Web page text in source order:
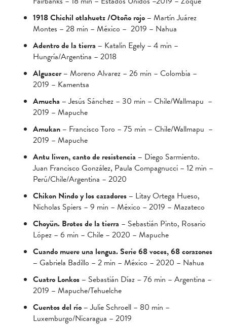
1918 Chichil otlahuetz /Otoño rojo – Martín Juárez
Montes – 28 min – México – 2019 – Nahua
Adentro de la tierra – Katalin Egely – 4 min –
Hungría/Argentina – 2018
Alguacer – Moreno Alvarez – 26 min – Colombia –
2019 – Kamentsa
Amucha –Jesús Sánchez – 30 min – Chile/Wallmapu –
2019 – Mapuche
Amukan – Francisco Toro – 75 min – Chile/Wallmapu –
2019 – Mapuche
Antu liwen, canto de resistencia – Diego Sarmiento.
Juan Francisco González, Paula Compagnucci – 12 min –
Perú/Chile/Argentina – 2020
Chikon Nindo y los cazadores – Litay Ortega Hueso,
Nicholas Spiers – 9 min – México – 2019 – Mazateco
Choyün. Brotes de la tierra – Sebastián Pinto, Rosario
López – 6 min – Chile – 2020 – Mapuche
Cuando muere una lengua. Serie 68 voces, 68 corazones
– Gabriela Badillo – 2 min – México – 2020 – Nahua
Cuatro Lonkos – Sebastián Díaz – 76 min – Argentina –
2019 – Mapuche/Tehuelche
Cuentos del río –Julie Schroell – 80 min –
Luxemburgo/Nicaragua – 2019